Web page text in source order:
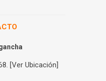
[Ver Ubicación]